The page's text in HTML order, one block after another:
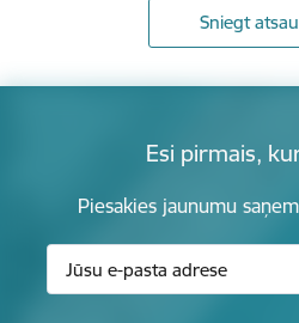
Sniegt
Esi pirmais,
Piesakies jaunumu